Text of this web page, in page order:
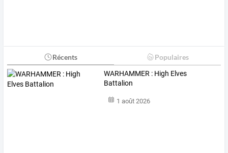
Récents Populaires
WARHAMMER : High Elves
Battalion
1 août 2026